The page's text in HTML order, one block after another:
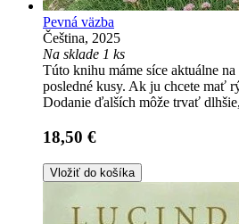
Pevná väzba
Čeština, 2025
Na sklade 1 ks
Túto knihu máme síce aktuálne
posledné kusy. Ak ju chcete mať
Dodanie ďalších môže trvať
18,50 €
Vložiť do košíka